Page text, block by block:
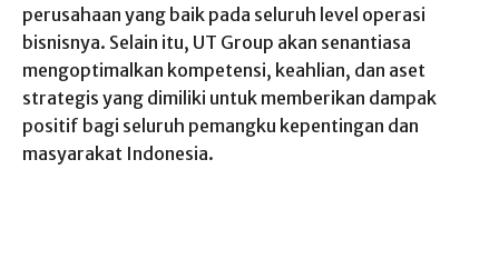
perusahaan yang baik pada seluruh level operasi
bisnisnya. Selain itu, UT Group akan senantiasa
mengoptimalkan kompetensi, keahlian, dan aset
strategis yang dimiliki untuk memberikan dampak
positif bagi seluruh pemangku kepentingan dan
masyarakat Indonesia.